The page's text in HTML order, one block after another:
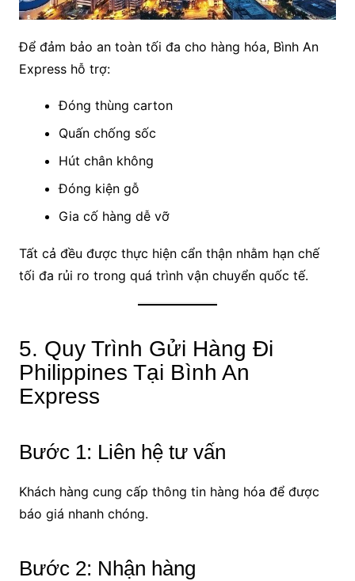
Để đảm bảo an toàn tối đa cho hàng hóa, Bình An
Express hỗ trợ:
Đóng thùng carton
Quấn chống sốc
Hút chân không
Đóng kiện gỗ
Gia cố hàng dễ vỡ
Tất cả đều được thực hiện cẩn thận nhằm hạn chế
tối đa rủi ro trong quá trình vận chuyển quốc tế.
5. Quy Trình Gửi Hàng Đi
Philippines Tại Bình An
Express
Bước 1: Liên hệ tư vấn
Khách hàng cung cấp thông tin hàng hóa để được
báo giá nhanh chóng.
Bước 2: Nhận hàng